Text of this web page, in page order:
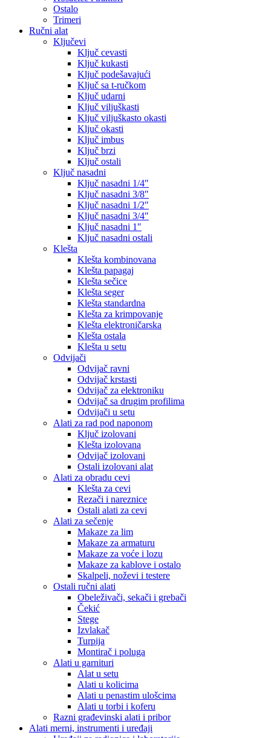
Ostalo
Trimeri
Ručni alat
Ključevi
Ključ cevasti
Ključ kukasti
Ključ podešavajući
Ključ sa t-ručkom
Ključ udarni
Ključ viljuškasti
Ključ viljuškasto okasti
Ključ okasti
Ključ imbus
Ključ brzi
Ključ ostali
Ključ nasadni
Ključ nasadni 1/4″
Ključ nasadni 3/8″
Ključ nasadni 1/2″
Ključ nasadni 3/4″
Ključ nasadni 1″
Ključ nasadni ostali
Klešta
Klešta kombinovana
Klešta papagaj
Klešta sečice
Klešta seger
Klešta standardna
Klešta za krimpovanje
Klešta elektroničarska
Klešta ostala
Klešta u setu
Odvijači
Odvijač ravni
Odvijač krstasti
Odvijač za elektroniku
Odvijač sa drugim profilima
Odvijači u setu
Alati za rad pod naponom
Ključ izolovani
Klešta izolovana
Odvijač izolovani
Ostali izolovani alat
Alati za obradu cevi
Klešta za cevi
Rezači i nareznice
Ostali alati za cevi
Alati za sečenje
Makaze za lim
Makaze za armaturu
Makaze za voće i lozu
Makaze za kablove i ostalo
Skalpeli, noževi i testere
Ostali ručni alati
Obeleživači, sekači i grebači
Čekić
Stege
Izvlakač
Turpija
Montirač i poluga
Alati u garnituri
Alat u setu
Alati u kolicima
Alati u penastim ulošcima
Alati u torbi i koferu
Razni građevinski alati i pribor
Alati merni, instrumenti i uređaji